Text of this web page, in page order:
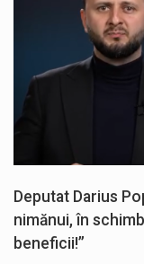
Deputat Darius
nimănui, în
beneficii!”